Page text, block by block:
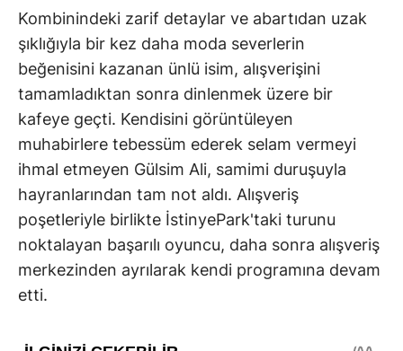
Kombinindeki zarif detaylar ve abartıdan uzak
şıklığıyla bir kez daha moda severlerin
beğenisini kazanan ünlü isim, alışverişini
tamamladıktan sonra dinlenmek üzere bir
kafeye geçti. Kendisini görüntüleyen
muhabirlere tebessüm ederek selam vermeyi
ihmal etmeyen Gülsim Ali, samimi duruşuyla
hayranlarından tam not aldı. Alışveriş
poşetleriyle birlikte İstinyePark'taki turunu
noktalayan başarılı oyuncu, daha sonra alışveriş
merkezinden ayrılarak kendi programına devam
etti.